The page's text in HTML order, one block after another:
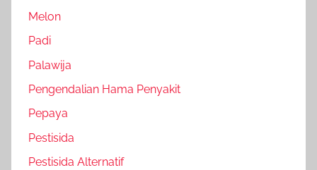
Melon
Padi
Palawija
Pengendalian Hama Penyakit
Pepaya
Pestisida
Pestisida Alternatif